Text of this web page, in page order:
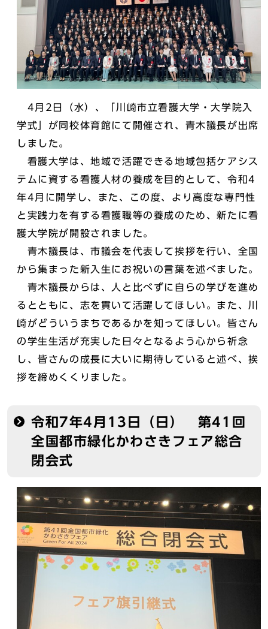
4月2日（水）、「川崎市立看護大学・大学院入
学式」が同校体育館にて開催され、青木議長が出席
しました。
看護大学は、地域で活躍できる地域包括ケアシス
テムに資する看護人材の養成を目的として、令和4
年4月に開学し、また、この度、より高度な専門性
と実践力を有する看護職等の養成のため、新たに看
護大学院が開設されました。
青木議長は、市議会を代表して挨拶を行い、全国
から集まった新入生にお祝いの言葉を述べました。
青木議長からは、人と比べずに自らの学びを進め
るとともに、志を貫いて活躍してほしい。また、川
崎がどういうまちであるかを知ってほしい。皆さん
の学生生活が充実した日々となるよう心から祈念
し、皆さんの成長に大いに期待していると述べ、挨
拶を締めくくりました。
令和7年4月13日（日） 第41回
全国都市緑化かわさきフェア総合
閉会式